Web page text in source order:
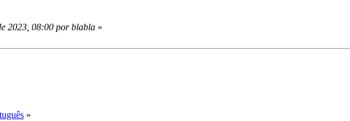
2023, 08:00 por blabla »
»